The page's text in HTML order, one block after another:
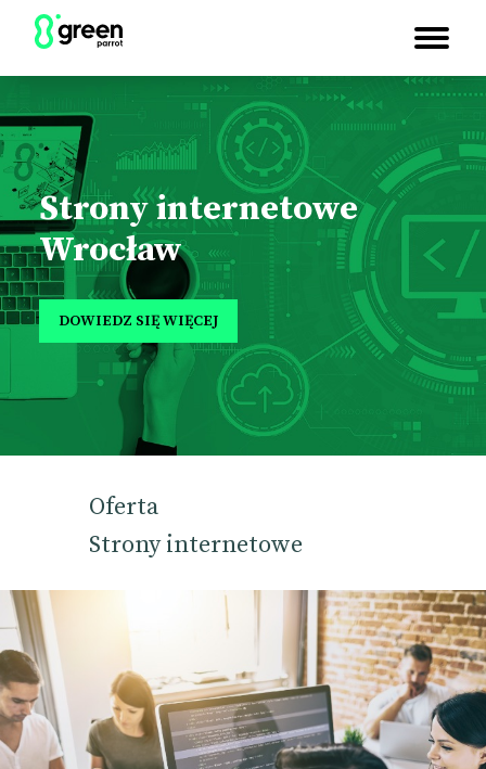
Strony internetowe
Wrocław
DOWIEDZ SIĘ WIĘCEJ
Oferta
Strony internetowe